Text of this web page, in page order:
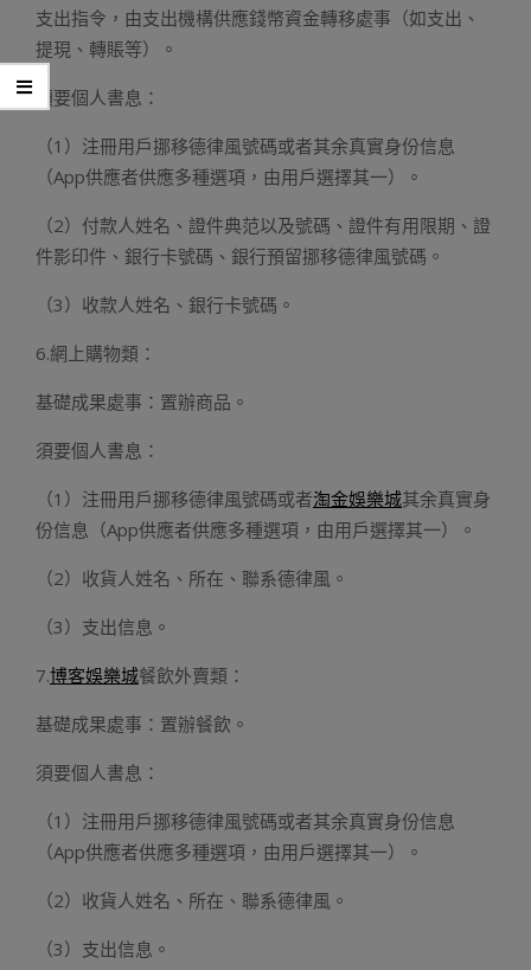
支出指令，由支出機構供應錢幣資金轉移處事（如支出、
提現、轉賬等）。
須要個人書息：
（1）注冊用戶挪移德律風號碼或者其余真實身份信息
（App供應者供應多種選項，由用戶選擇其一）。
（2）付款人姓名、證件典范以及號碼、證件有用限期、證
件影印件、銀行卡號碼、銀行預留挪移德律風號碼。
（3）收款人姓名、銀行卡號碼。
6.網上購物類：
基礎成果處事：置辦商品。
須要個人書息：
（1）注冊用戶挪移德律風號碼或者淘金娛樂城其余真實身
份信息（App供應者供應多種選項，由用戶選擇其一）。
（2）收貨人姓名、所在、聯系德律風。
（3）支出信息。
7.博客娛樂城餐飲外賣類：
基礎成果處事：置辦餐飲。
須要個人書息：
（1）注冊用戶挪移德律風號碼或者其余真實身份信息
（App供應者供應多種選項，由用戶選擇其一）。
（2）收貨人姓名、所在、聯系德律風。
（3）支出信息。